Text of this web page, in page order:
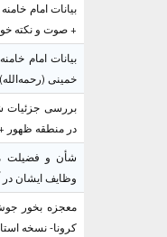
بیانات امام
+ صوت و نکته خوانی -
بیانات امام
خمینی
بررسی جزئیات
در منطقه ظهور
شأن و فضیلت
وظایف ایشان در
معجزه بخور
کرونا- نسخه